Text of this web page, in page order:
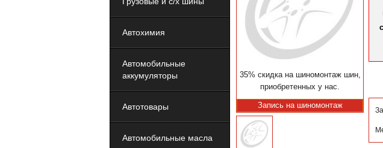
Автохимия
Автомобильные
аккумуляторы
Автотовары
Автомобильные масла
35% скидка на шиномонтаж шин,
приобретенных у нас.
Запись на шиномонтаж